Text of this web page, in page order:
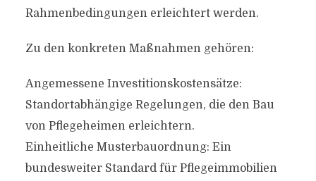
Rahmenbedingungen erleichtert werden.
Zu den konkreten Maßnahmen gehören:
Angemessene Investitionskostensätze:
Standortabhängige Regelungen, die den Bau
von Pflegeheimen erleichtern.
Einheitliche Musterbauordnung: Ein
bundesweiter Standard für Pflegeimmobilien